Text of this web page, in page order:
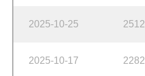
2025-10-25 2512
2025-10-17 2282